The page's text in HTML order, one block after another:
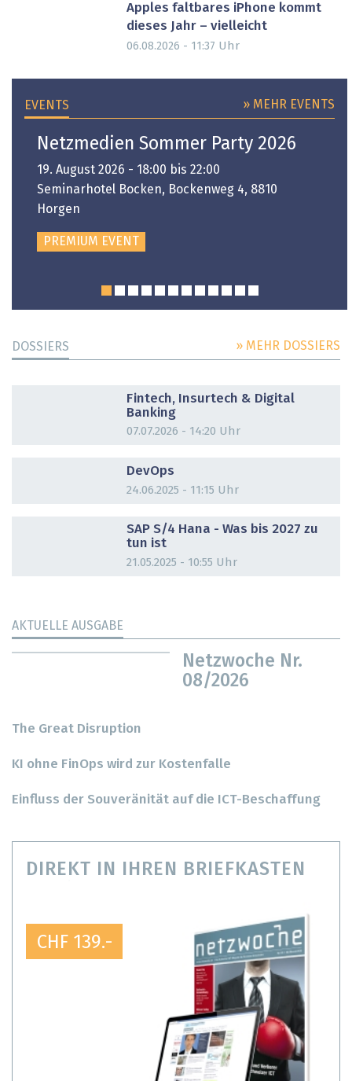
Apples faltbares iPhone kommt
dieses Jahr – vielleicht
06.08.2026 - 11:37 Uhr
EVENTS » MEHR EVENTS
Netzmedien Sommer Party 2026
19. August 2026 - 18:00 bis 22:00
Seminarhotel Bocken, Bockenweg 4, 8810
Horgen
PREMIUM EVENT
DOSSIERS » MEHR DOSSIERS
Fintech, Insurtech & Digital
Banking
07.07.2026 - 14:20 Uhr
DevOps
24.06.2025 - 11:15 Uhr
SAP S/4 Hana - Was bis 2027 zu
tun ist
21.05.2025 - 10:55 Uhr
AKTUELLE AUSGABE
Netzwoche Nr.
08/2026
The Great Disruption
KI ohne FinOps wird zur Kostenfalle
Einfluss der Souveränität auf die ICT-Beschaffung
DIREKT IN IHREN BRIEFKASTEN
CHF 139.-